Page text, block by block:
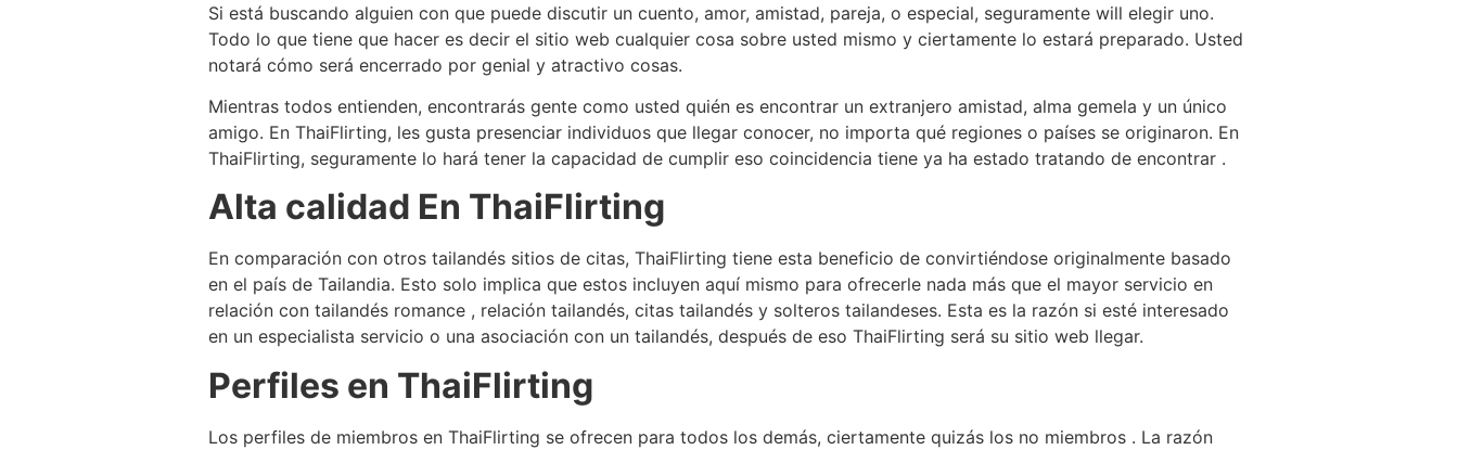
Si está buscando alguien con que puede discutir un cuento, amor, amistad, pareja, o especial, seguramente will elegir uno.
Todo lo que tiene que hacer es decir el sitio web cualquier cosa sobre usted mismo y ciertamente lo estará preparado. Usted
notará cómo será encerrado por genial y atractivo cosas.
Mientras todos entienden, encontrarás gente como usted quién es encontrar un extranjero amistad, alma gemela y un único
amigo. En ThaiFlirting, les gusta presenciar individuos que llegar conocer, no importa qué regiones o países se originaron. En
ThaiFlirting, seguramente lo hará tener la capacidad de cumplir eso coincidencia tiene ya ha estado tratando de encontrar .
Alta calidad En ThaiFlirting
En comparación con otros tailandés sitios de citas, ThaiFlirting tiene esta beneficio de convirtiéndose originalmente basado
en el país de Tailandia. Esto solo implica que estos incluyen aquí mismo para ofrecerle nada más que el mayor servicio en
relación con tailandés romance , relación tailandés, citas tailandés y solteros tailandeses. Esta es la razón si esté interesado
en un especialista servicio o una asociación con un tailandés, después de eso ThaiFlirting será su sitio web llegar.
Perfiles en ThaiFlirting
Los perfiles de miembros en ThaiFlirting se ofrecen para todos los demás, ciertamente quizás los no miembros . La razón